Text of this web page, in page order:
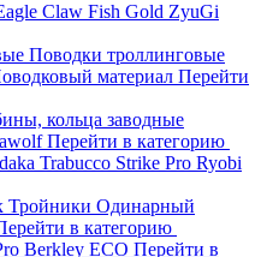
Claw Fish Gold ZyuGi
Поводки троллинговые
материал Перейти
кольца заводные
Перейти в категорию
Trabucco Strike Pro Ryobi
Тройники Одинарный
в категорию
Berkley ECO Перейти в